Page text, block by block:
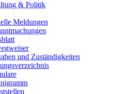
& Politik
Meldungen
und Zuständigkeiten